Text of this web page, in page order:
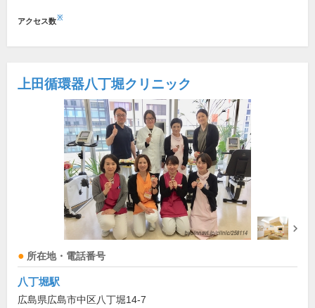
アクセス数※
上田循環器八丁堀クリニック
所在地・電話番号
八丁堀駅
広島県広島市中区八丁堀14-7